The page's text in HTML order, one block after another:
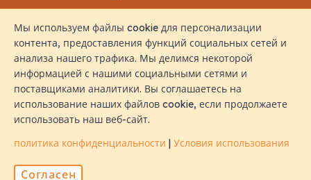
Условия использования политика конфиденциальности
Мы используем файлы cookie для персонализации
контента, предоставления функций социальных сетей и
анализа нашего трафика. Мы делимся некоторой
информацией с нашими социальными сетями и
поставщиками аналитики. Вы соглашаетесь на
использование наших файлов cookie, если продолжаете
использовать наш веб-сайт.
политика конфиденциальности | Условия использования
Согласен